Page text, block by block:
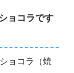
ョコラです
ョコラ（焼